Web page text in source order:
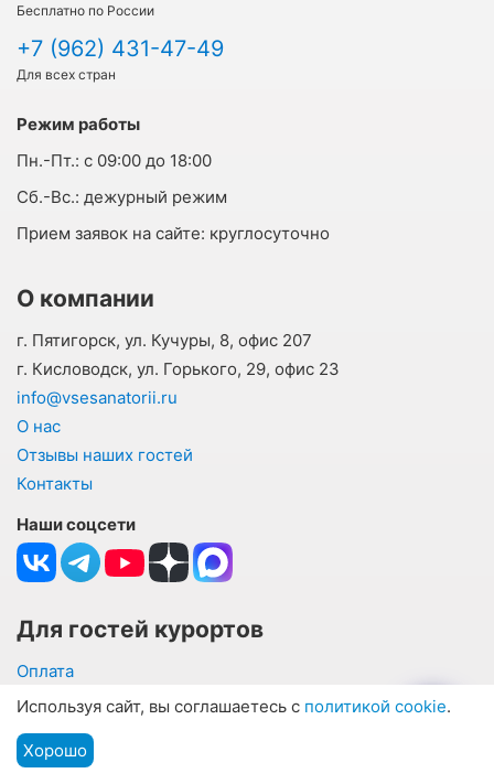
Бесплатно по России
+7 (962) 431-47-49
Для всех стран
Режим работы
Пн.-Пт.: с 09:00 до 18:00
Cб.-Вс.: дежурный режим
Прием заявок на сайте: круглосуточно
О компании
г. Пятигорск, ул. Кучуры, 8, офис 207
г. Кисловодск, ул. Горького, 29, офис 23
info@vsesanatorii.ru
О нас
Отзывы наших гостей
Контакты
Наши соцсети
Для гостей курортов
Оплата
Информация для туристов
Частые вопросы и ответы
Подбор санатория по параметрам
Меню
Используя сайт, вы соглашаетесь с политикой cookie.
Хорошо